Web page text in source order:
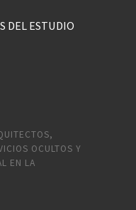
DEL ESTUDIO
OCULTOS Y
EN LA